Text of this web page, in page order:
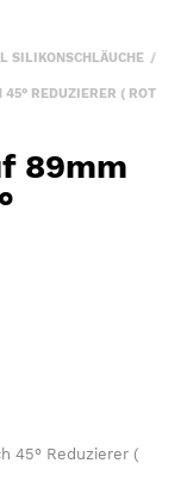
SILIKONSCHLÄUCHE
REDUZIERER ( ROT
89mm
45° Reduzierer (